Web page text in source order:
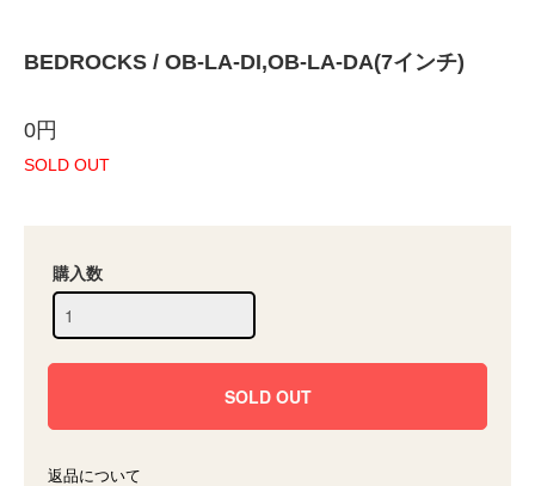
BEDROCKS / OB-LA-DI,OB-LA-DA(7インチ)
0円
SOLD OUT
購入数
返品について